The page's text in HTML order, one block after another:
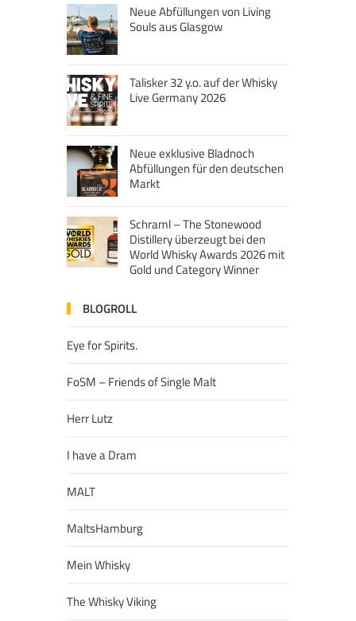
Neue Abfüllungen von Living
Souls aus Glasgow
Talisker 32 y.o. auf der Whisky
Live Germany 2026
Neue exklusive Bladnoch
Abfüllungen für den deutschen
Markt
Schraml – The Stonewood
Distillery überzeugt bei den
World Whisky Awards 2026 mit
Gold und Category Winner
BLOGROLL
Eye for Spirits.
FoSM – Friends of Single Malt
Herr Lutz
I have a Dram
MALT
MaltsHamburg
Mein Whisky
The Whisky Viking